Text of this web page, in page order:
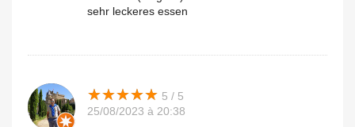
sehr leckeres essen
★★★★★
★★★★★ 5 / 5
25/08/2023 à 20:38